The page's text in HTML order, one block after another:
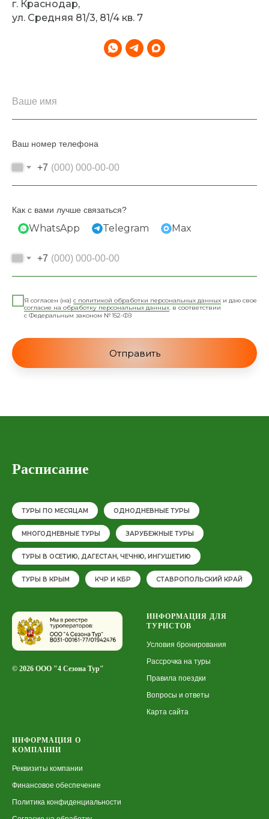
г. Краснодар,
ул. Средняя 81/3, 81/4 кв. 7
Ваш номер телефона
+7
Как с вами лучше связаться?
WhatsApp Telegram Max
+7
Я согласен (на) с политикой обработки персональных данных и даю свое
согласие на обработку персональных данных. в соответствии
с Федеральным законом № 152-ФЗ
Отправить
Расписание
ТУРЫ ПО МЕСЯЦАМ ОДНОДНЕВНЫЕ ТУРЫ
МНОГОДНЕВНЫЕ ТУРЫ ЗАРУБЕЖНЫЕ ТУРЫ
ТУРЫ В ОСЕТИЮ, ДАГЕСТАН, ЧЕЧНЮ, ИНГУШЕТИЮ
ТУРЫ В КРЫМ КЧР И КБР СТАВРОПОЛЬСКИЙ КРАЙ
© 2026 ООО "4 Сезона Тур"
ИНФОРМАЦИЯ ДЛЯ
ТУРИСТОВ
Условия бронирования
Рассрочка на туры
Правила поездки
Вопросы и ответы
Карта сайта
ИНФОРМАЦИЯ О
КОМПАНИИ
Реквизиты компании
Финансовое обеспечение
Политика конфиденциальности